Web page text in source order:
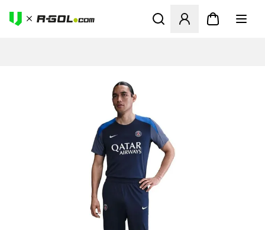
Ανοίγει ένα Modal για να